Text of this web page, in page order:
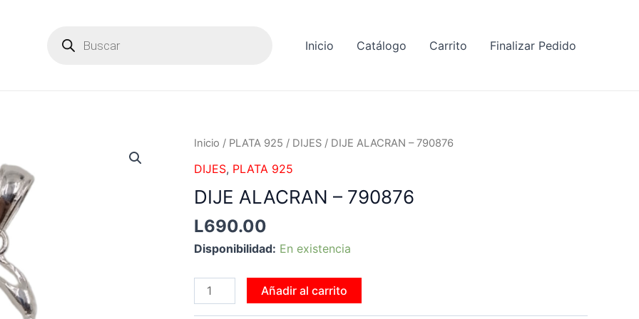
Inicio Catálogo Carrito Finalizar Pedido
Inicio / PLATA 925 / DIJES / DIJE ALACRAN – 790876
DIJES, PLATA 925
DIJE ALACRAN – 790876
L690.00
Disponibilidad: En existencia
DIJE
ALACRAN
790876
cantidad
Añadir al carrito